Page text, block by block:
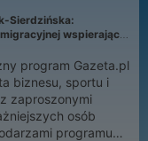
Sierdzińska:
wspierającej
program Gazeta.pl
biznesu, sportu i
zaproszonymi
osób
programu